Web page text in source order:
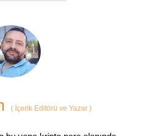
( İçerik Editörü ve Yazar )